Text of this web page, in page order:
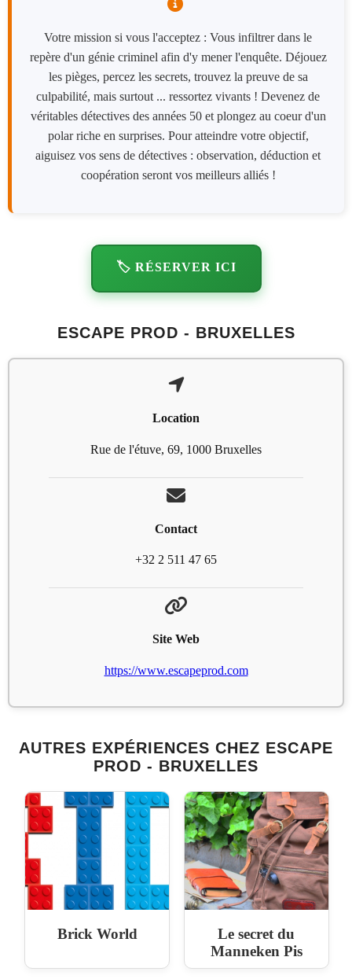
Votre mission si vous l'acceptez : Vous infiltrer dans le
repère d'un génie criminel afin d'y mener l'enquête. Déjouez
les pièges, percez les secrets, trouvez la preuve de sa
culpabilité, mais surtout ... ressortez vivants ! Devenez de
véritables détectives des années 50 et plongez au coeur d'un
polar riche en surprises. Pour atteindre votre objectif,
aiguisez vos sens de détectives : observation, déduction et
coopération seront vos meilleurs alliés !
🏷️ RÉSERVER ICI
ESCAPE PROD - BRUXELLES
Location
Rue de l'étuve, 69, 1000 Bruxelles
Contact
+32 2 511 47 65
Site Web
https://www.escapeprod.com
AUTRES EXPÉRIENCES CHEZ ESCAPE
PROD - BRUXELLES
Brick World
Le secret du
Manneken Pis